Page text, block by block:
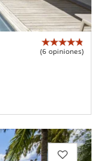
(6 opiniones)